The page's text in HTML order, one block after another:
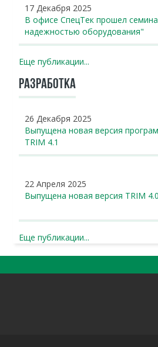
17 Декабря 2025
В офисе СпецТек прошел
надежностью оборудования"
Еще публикации...
РАЗРАБОТКА
26 Декабря 2025
Выпущена новая версия
TRIM 4.1
22 Апреля 2025
Выпущена новая версия TRIM 4.0
Еще публикации...